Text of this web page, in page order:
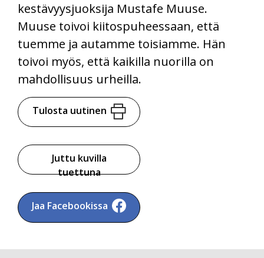
kestävyysjuoksija Mustafe Muuse.
Muuse toivoi kiitospuheessaan, että
tuemme ja autamme toisiamme. Hän
toivoi myös, että kaikilla nuorilla on
mahdollisuus urheilla.
Tulosta uutinen
Juttu kuvilla
tuettuna
Jaa Facebookissa